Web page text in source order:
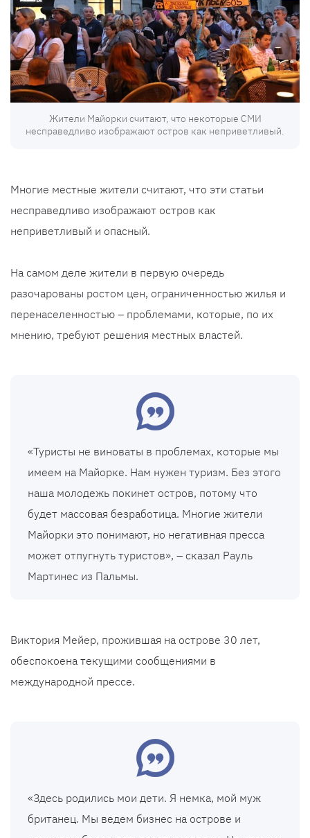
Жители Майорки считают, что некоторые СМИ
несправедливо изображают остров как неприветливый.
Многие местные жители считают, что эти статьи
несправедливо изображают остров как
неприветливый и опасный.
На самом деле жители в первую очередь
разочарованы ростом цен, ограниченностью жилья и
перенаселенностью – проблемами, которые, по их
мнению, требуют решения местных властей.
«Туристы не виноваты в проблемах, которые мы
имеем на Майорке. Нам нужен туризм. Без этого
наша молодежь покинет остров, потому что
будет массовая безработица. Многие жители
Майорки это понимают, но негативная пресса
может отпугнуть туристов», – сказал Рауль
Мартинес из Пальмы.
Виктория Мейер, прожившая на острове 30 лет,
обеспокоена текущими сообщениями в
международной прессе.
«Здесь родились мои дети. Я немка, мой муж
британец. Мы ведем бизнес на острове и